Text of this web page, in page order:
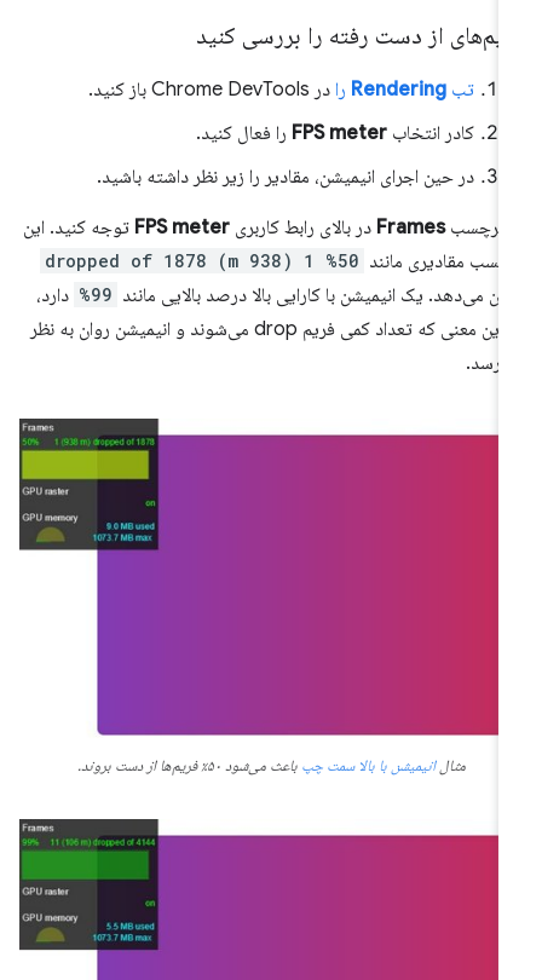
از دست رفته را بررسی کنید
تب Renderingرادر Chrome DevTools باز کنید.
کادر انتخابFPS meterرا فعال کنید.
در حین اجرای انیمیشن، مقادیر را زیر نظر داشته باشید.
برچسبFramesدر بالای رابط کاربریFPS meterتوجه کنید. این
مقادیری مانند 50% 1 (938 m) dropped of 1878
می‌دهد. یک انیمیشن با کارایی بالا درصد بالایی مانند 99%
دارد،
به این معنی که تعداد کمی فریم drop می‌شوند و انیمیشن روان به نظر
مثالانیمیشن با بالا سمت چپباعث می‌شود ۵۰٪ فریم‌ها از دست بروند.